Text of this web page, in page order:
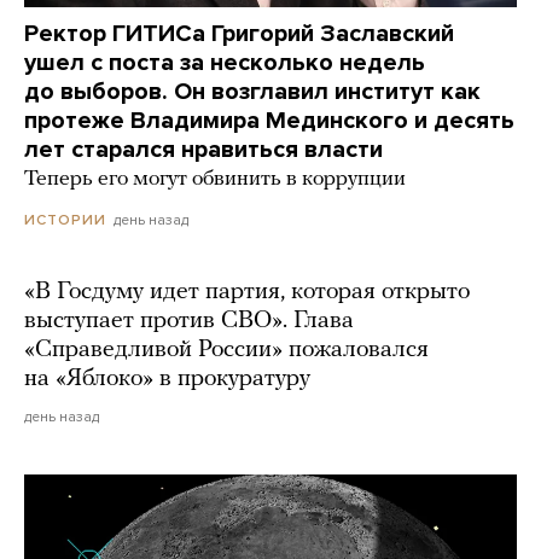
Ректор ГИТИСа Григорий Заславский
ушел с поста за несколько недель
до выборов. Он возглавил институт как
протеже Владимира Мединского и десять
лет старался нравиться власти
Теперь его могут обвинить в коррупции
ИСТОРИИ день назад
«В Госдуму идет партия, которая открыто
выступает против СВО». Глава
«Справедливой России» пожаловался
на «Яблоко» в прокуратуру
день назад